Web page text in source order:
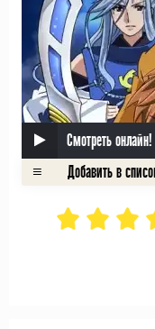
Смотреть онлайн!